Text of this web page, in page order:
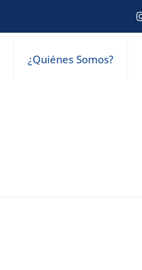
¿Quiénes Somos?